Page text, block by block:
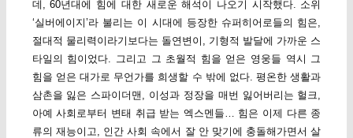
데, 60년대에 힘에 대한 새로운 해석이 나오기 시작했다. 소위
‘실버에이지’라 불리는 이 시대에 등장한 슈퍼히어로들의 힘은,
절대적 물리력이라기보다는 돌연변이, 기형적 발달에 가까운 스
타일의 힘이었다. 그리고 그 초월적 힘을 얻은 영웅들 역시 그
힘을 얻은 대가로 무언가를 희생할 수 밖에 없다. 평온한 생활과
삼촌을 잃은 스파이더맨, 이성과 정장을 매번 잃어버리는 헐크,
아예 사회로부터 변태 취급 받는 엑스멘들… 힘은 이제 다른 종
류의 재능이고, 인간 사회 속에서 잘 안 맞기에 충돌해가면서 살